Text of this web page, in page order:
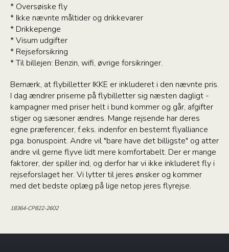
* Oversøiske fly
* Ikke nævnte måltider og drikkevarer
* Drikkepenge
* Visum udgifter
* Rejseforsikring
* Til billejen: Benzin, wifi, øvrige forsikringer.
Bemærk, at flybilletter IKKE er inkluderet i den nævnte pris.
I dag ændrer priserne på flybilletter sig næsten dagligt -
kampagner med priser helt i bund kommer og går, afgifter
stiger og sæsoner ændres. Mange rejsende har deres
egne præferencer, f.eks. indenfor en bestemt flyalliance
pga. bonuspoint. Andre vil "bare have det billigste" og atter
andre vil gerne flyve lidt mere komfortabelt. Der er mange
faktorer, der spiller ind, og derfor har vi ikke inkluderet fly i
rejseforslaget her. Vi lytter til jeres ønsker og kommer
med det bedste oplæg på lige netop jeres flyrejse.
18364-CP822-2602